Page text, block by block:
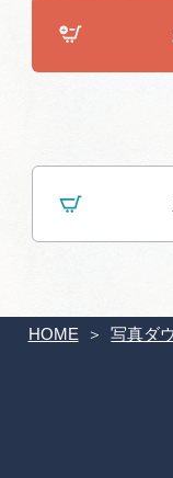
HOME 写真ダ